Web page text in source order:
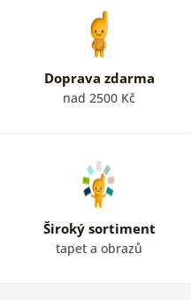
Ověřený zákazník 28.
Doprava zdarma
nad 2500 Kč
Široký sortiment
tapet a obrazů